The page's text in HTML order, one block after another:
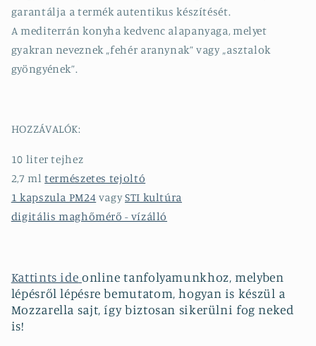
garantálja a termék autentikus készítését.
A mediterrán konyha kedvenc alapanyaga, melyet
gyakran neveznek „fehér aranynak” vagy „asztalok
gyöngyének”.
HOZZÁVALÓK:
10 liter tejhez
2,7 mltermészetes tejoltó
1 kapszula PM24 vagySTI kultúra
digitális maghőmérő - vízálló
Kattints ide online tanfolyamunkhoz, melyben
lépésről lépésre bemutatom, hogyan is készül a
Mozzarella sajt, így biztosan sikerülni fog neked
is!